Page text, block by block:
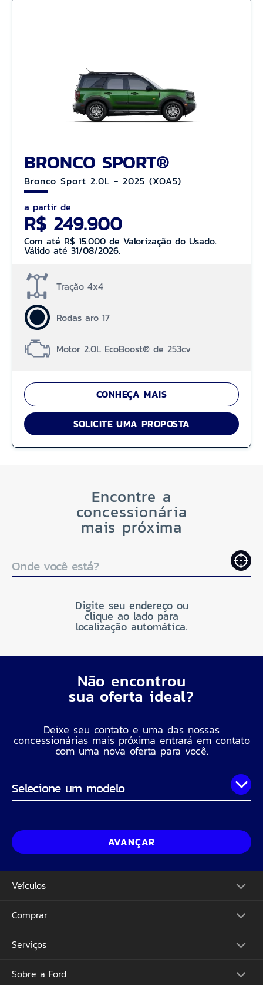
BRONCO SPORT®
Bronco Sport 2.0L - 2025 (XOA5)
a partir de
R$ 249.900
Com até R$ 15.000 de Valorização do Usado.
Válido até 31/08/2026.
Tração 4x4
Rodas aro 17
Motor 2.0L EcoBoost® de 253cv
CONHEÇA MAIS
SOLICITE UMA PROPOSTA
Encontre a
concessionária
mais próxima
Onde você está?
Digite seu endereço ou
clique ao lado para
localização automática.
Não encontrou
sua oferta ideal?
Deixe seu contato e uma das nossas
concessionárias mais próxima entrará em contato
com uma nova oferta para você.
Onde você está?Nome Completo
Telefone
AVANÇAR
Veículos
Picapes
Suvs
Performance
Comprar
Monte o Seu
Ofertas
Concessionárias
Serviços
Atualização Sync
Sobre a Ford